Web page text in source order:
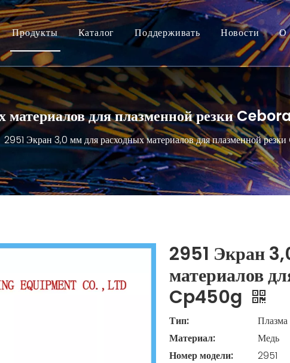
Продукты Каталог Поддерживать Новости О
материалов для плазменной резки
2951 Экран 3,0 мм для расходных материалов для плазменной
2951 Экран
материалов
Cp450g
Тип:
Плазма
Материал:
Медь
Номер модели:
2951